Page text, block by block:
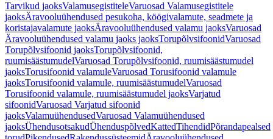
Tarvikud jaoksValamusegistiteleVaruosad Valamusegistitele
jaoksÄravooluühendused pesukoha, köögivalamute, seadmete ja
koristajavalamute jaoksÄravooluühendused valamu jaoksVaruosad
Äravooluühendused valamu jaoks jaoksTorupõlvsifoonidVaruosad
Torupõlvsifoonid jaoksTorupõlvsifoonid,
ruumisäästumudelVaruosad Torupõlvsifoonid, ruumisäästumudel
jaoksTorusifoonid valamuleVaruosad Torusifoonid valamule
jaoksTorusifoonid valamule, ruumisäästumudelVaruosad
Torusifoonid valamule, ruumisäästumudel jaoksVarjatud
sifoonidVaruosad Varjatud sifoonid
jaoksValamuühendusedVaruosad Valamuühendused
jaoksÜhendusotsakudÜhenduspõlvedKattedTihendidPõrandapealsed